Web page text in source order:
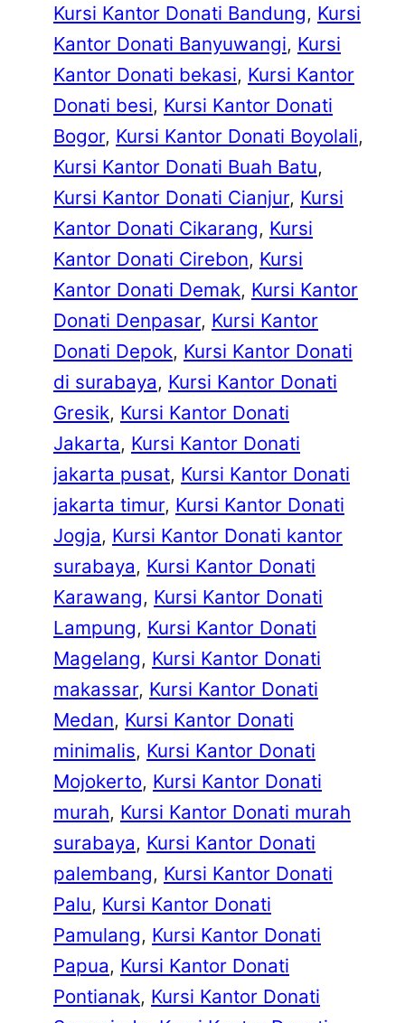
Kursi Kantor Donati Bandung, Kursi
Kantor Donati Banyuwangi, Kursi
Kantor Donati bekasi, Kursi Kantor
Donati besi, Kursi Kantor Donati
Bogor, Kursi Kantor Donati Boyolali
Kursi Kantor Donati Buah Batu
Kursi Kantor Donati Cianjur, Kursi
Kantor Donati Cikarang, Kursi
Kantor Donati Cirebon, Kursi
Kantor Donati Demak, Kursi Kantor
Donati Denpasar, Kursi Kantor
Donati Depok, Kursi Kantor Donati
di surabaya, Kursi Kantor Donati
Gresik, Kursi Kantor Donati
Jakarta, Kursi Kantor Donati
jakarta pusat, Kursi Kantor Donati
jakarta timur, Kursi Kantor Donati
Jogja, Kursi Kantor Donati kantor
surabaya, Kursi Kantor Donati
Karawang, Kursi Kantor Donati
Lampung, Kursi Kantor Donati
Magelang, Kursi Kantor Donati
makassar, Kursi Kantor Donati
Medan, Kursi Kantor Donati
minimalis, Kursi Kantor Donati
Mojokerto, Kursi Kantor Donati
murah, Kursi Kantor Donati murah
surabaya, Kursi Kantor Donati
palembang, Kursi Kantor Donati
Palu, Kursi Kantor Donati
Pamulang, Kursi Kantor Donati
Papua, Kursi Kantor Donati
Pontianak, Kursi Kantor Donati